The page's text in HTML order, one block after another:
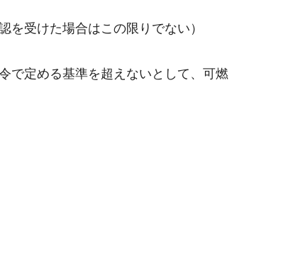
受けた場合はこの限りでない）
で定める基準を超えないとして、可燃